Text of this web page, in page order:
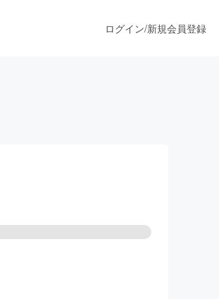
ログイン/新規会員登録